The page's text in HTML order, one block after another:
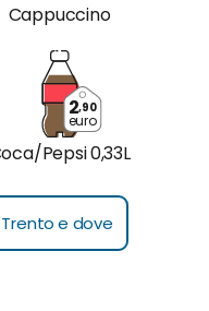
Cappuccino
Pepsi 0,33L
2,90
euro
e dove